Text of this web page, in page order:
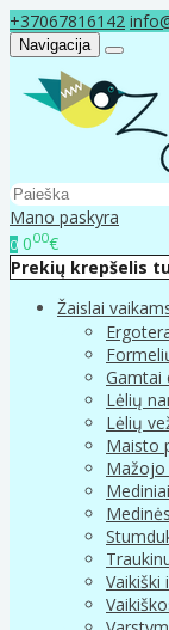
+37067816142
Navigacija
Mano paskyra
0 000€
Prekių krepšelis
Žaislai
Gamtai
Lėlių
Lėlių
Maisto
Mažojo
Vaikiški